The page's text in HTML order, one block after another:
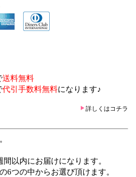
送料無料
代引手数料無料になります♪
詳しくはコチラ
以内にお届けになります。
6つの中からお選び頂けます。